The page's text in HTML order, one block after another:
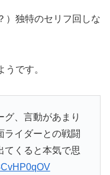
）独特のセリフ回しな
です。
グ、言動があまり
ライダーとの戦闘
てくると本気で思